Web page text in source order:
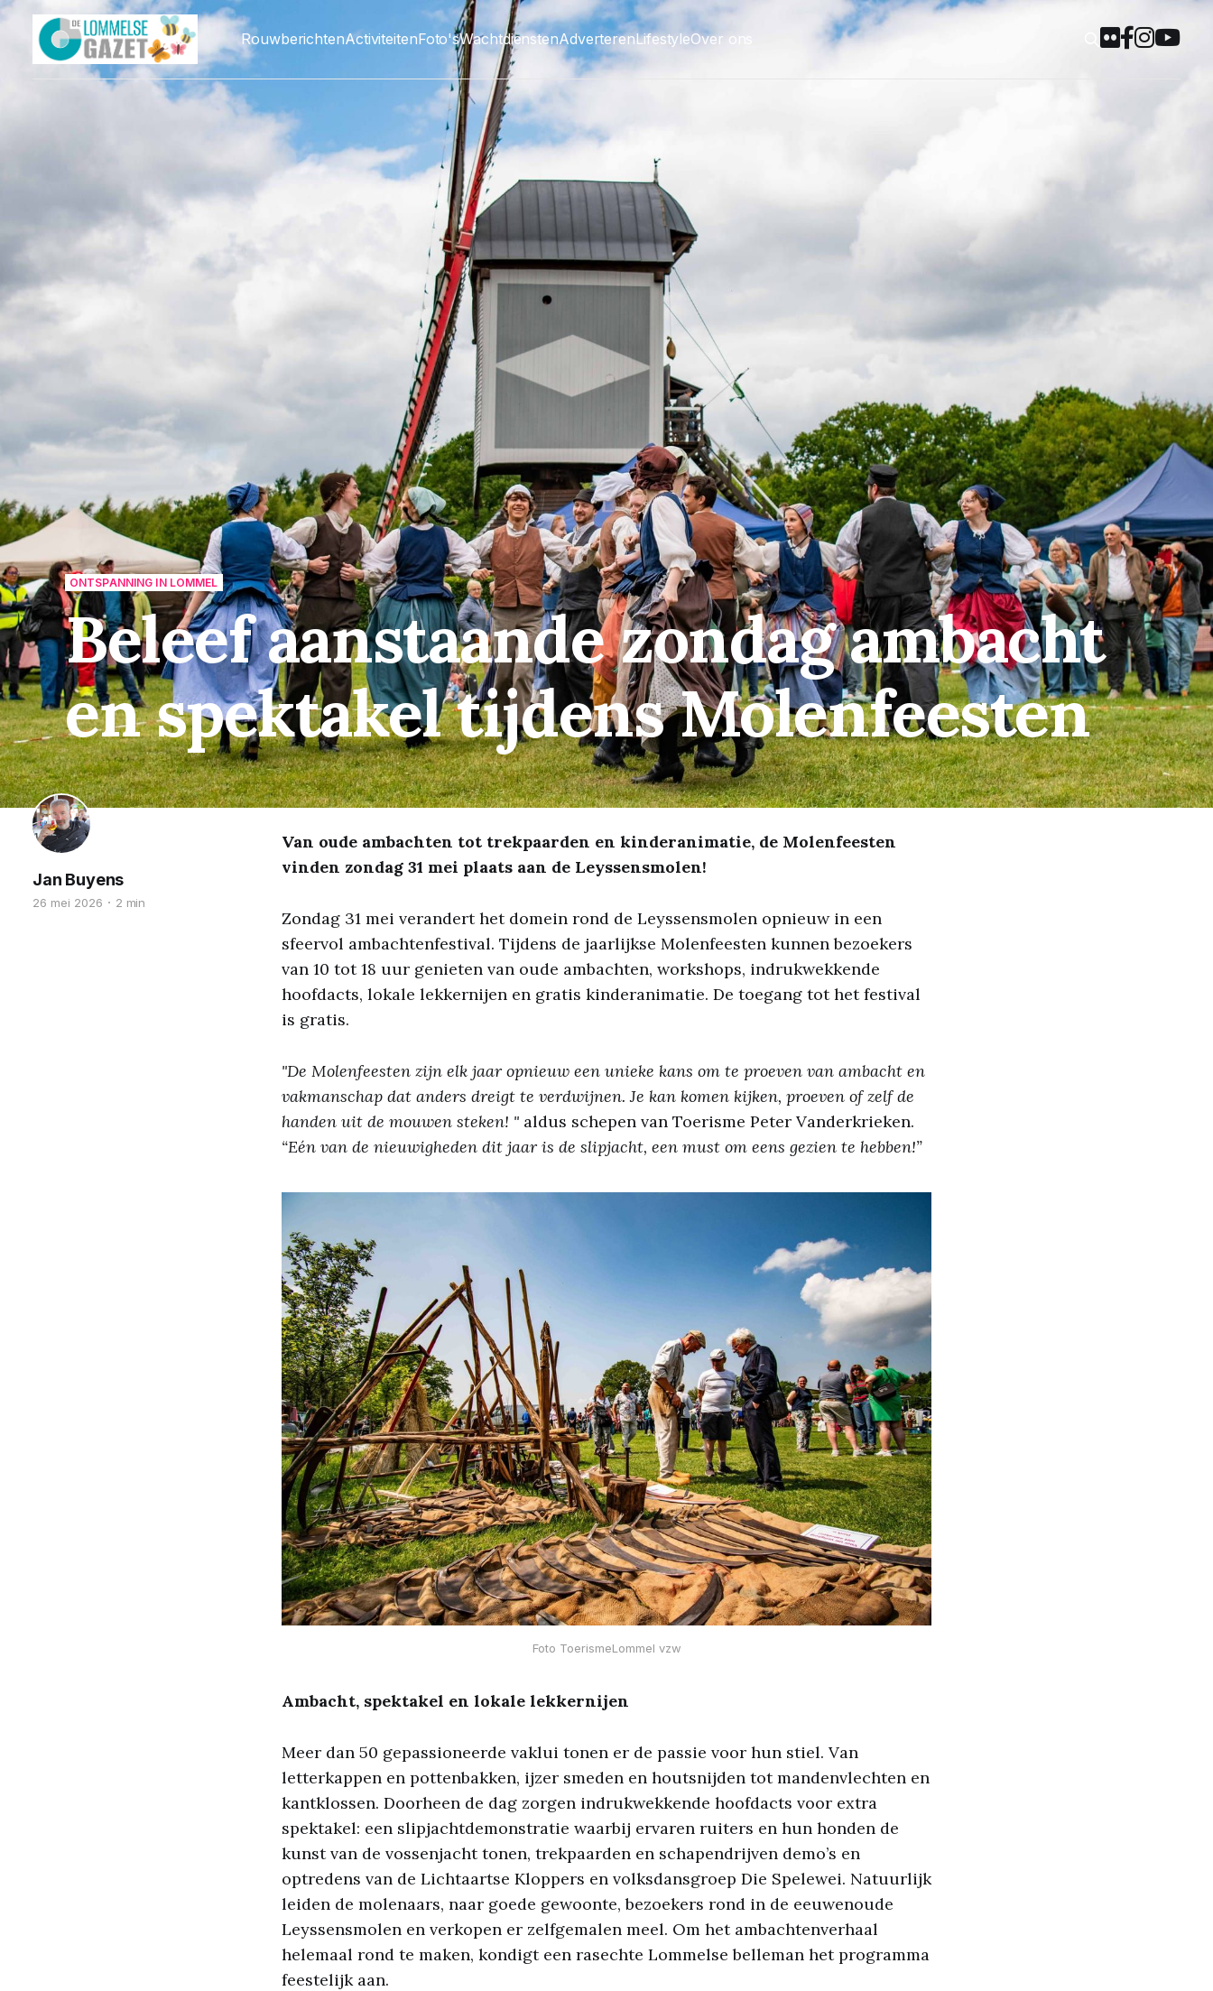
RouwberichtenActiviteitenFoto'sWachtdienstenAdverterenLifestyleOver ons
ONTSPANNING IN LOMMEL
Beleef aanstaande zondag ambacht
en spektakel tijdens Molenfeesten
Jan Buyens
26 mei 2026 2 min
Van oude ambachten tot trekpaarden en kinderanimatie, de Molenfeesten
vinden zondag 31 mei plaats aan de Leyssensmolen!
Zondag 31 mei verandert het domein rond de Leyssensmolen opnieuw in een
sfeervol ambachtenfestival. Tijdens de jaarlijkse Molenfeesten kunnen bezoekers
van 10 tot 18 uur genieten van oude ambachten, workshops, indrukwekkende
hoofdacts, lokale lekkernijen en gratis kinderanimatie. De toegang tot het festival
is gratis.
"De Molenfeesten zijn elk jaar opnieuw een unieke kans om te proeven van ambacht en
vakmanschap dat anders dreigt te verdwijnen. Je kan komen kijken, proeven of zelf de
handen uit de mouwen steken! " aldus schepen van Toerisme Peter Vanderkrieken.
“Eén van de nieuwigheden dit jaar is de slipjacht, een must om eens gezien te hebben!”
Foto ToerismeLommel vzw
Ambacht, spektakel en lokale lekkernijen
Meer dan 50 gepassioneerde vaklui tonen er de passie voor hun stiel. Van
letterkappen en pottenbakken, ijzer smeden en houtsnijden tot mandenvlechten en
kantklossen. Doorheen de dag zorgen indrukwekkende hoofdacts voor extra
spektakel: een slipjachtdemonstratie waarbij ervaren ruiters en hun honden de
kunst van de vossenjacht tonen, trekpaarden en schapendrijven demo’s en
optredens van de Lichtaartse Kloppers en volksdansgroep Die Spelewei. Natuurlijk
leiden de molenaars, naar goede gewoonte, bezoekers rond in de eeuwenoude
Leyssensmolen en verkopen er zelfgemalen meel. Om het ambachtenverhaal
helemaal rond te maken, kondigt een rasechte Lommelse belleman het programma
feestelijk aan.